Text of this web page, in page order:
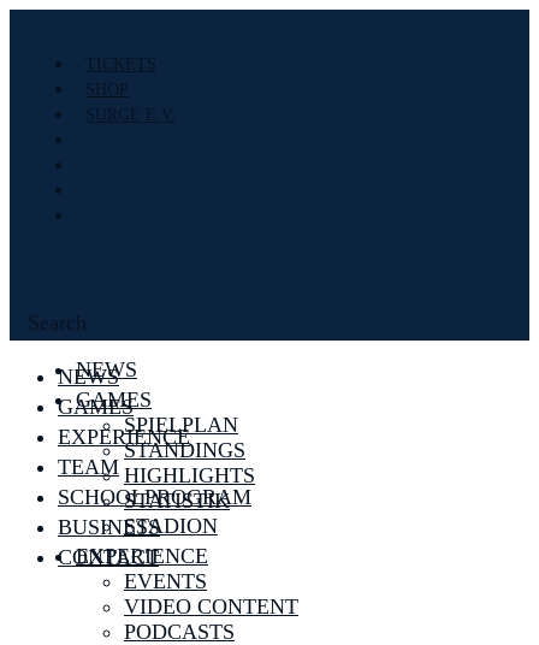
TICKETS
SHOP
SURGE E.V.
Search
NEWS
GAMES
SPIELPLAN
STANDINGS
HIGHLIGHTS
STATISTIK
STADION
EXPERIENCE
EVENTS
VIDEO CONTENT
PODCASTS
NEWS
GAMES
EXPERIENCE
TEAM
SCHOOLPROGRAM
BUSINESS
CONTACT